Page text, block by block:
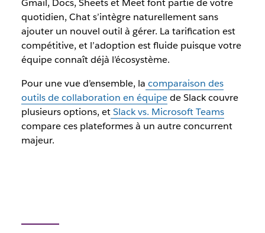
Gmail, Docs, Sheets et Meet font partie de votre
quotidien, Chat s’intègre naturellement sans
ajouter un nouvel outil à gérer. La tarification est
compétitive, et l’adoption est fluide puisque votre
équipe connaît déjà l’écosystème.
Pour une vue d’ensemble, la comparaison des
outils de collaboration en équipede Slack couvre
plusieurs options, etSlack vs. Microsoft Teams
compare ces plateformes à un autre concurrent
majeur.